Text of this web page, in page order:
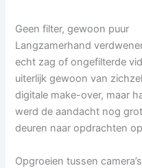
Geen filter, gewoon puur
Langzamerhand
echt zag of ongefilterde
uiterlijk gewoon van
digitale make-over, maar
werd de aandacht nog
deuren naar opdrachten
Opgroeien tussen